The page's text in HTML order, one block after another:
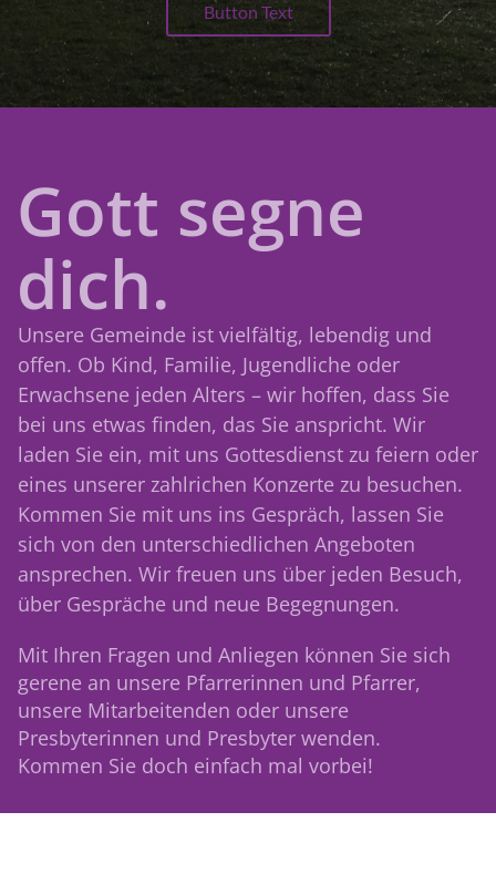
Button Text
Gott segne
dich.
Unsere Gemeinde ist vielfältig, lebendig und
offen. Ob Kind, Familie, Jugendliche oder
Erwachsene jeden Alters – wir hoffen, dass Sie
bei uns etwas finden, das Sie anspricht. Wir
laden Sie ein, mit uns Gottesdienst zu feiern oder
eines unserer zahlrichen Konzerte zu besuchen.
Kommen Sie mit uns ins Gespräch, lassen Sie
sich von den unterschiedlichen Angeboten
ansprechen. Wir freuen uns über jeden Besuch,
über Gespräche und neue Begegnungen.
Mit Ihren Fragen und Anliegen können Sie sich
gerene an unsere Pfarrerinnen und Pfarrer,
unsere Mitarbeitenden oder unsere
Presbyterinnen und Presbyter wenden.
Kommen Sie doch einfach mal vorbei!